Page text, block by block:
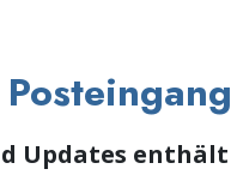
Updates enthält